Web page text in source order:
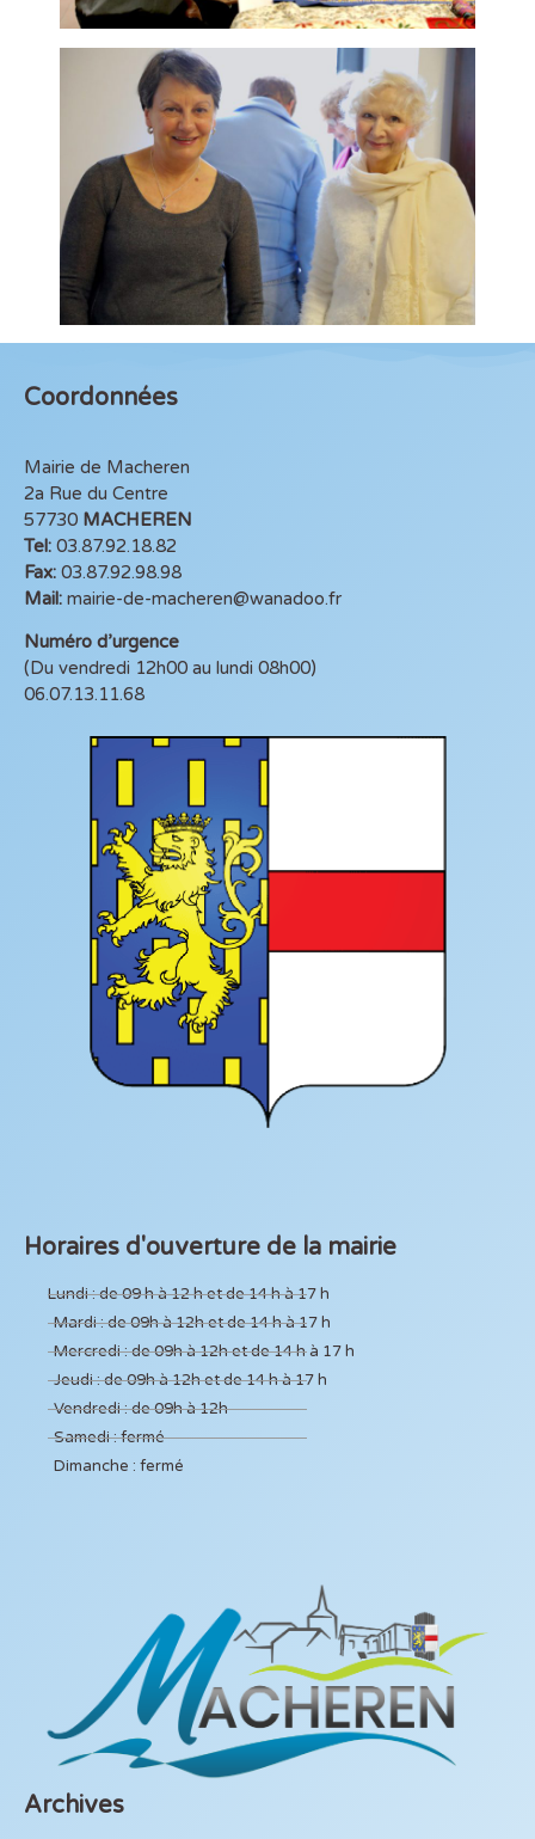
Coordonnées
Mairie de Macheren
2a Rue du Centre
57730 MACHEREN
Tel: 03.87.92.18.82
Fax: 03.87.92.98.98
Mail: mairie-de-macheren@wanadoo.fr
Numéro d’urgence
(Du vendredi 12h00 au lundi 08h00)
06.07.13.11.68
Horaires d'ouverture de la mairie
Lundi : de 09 h à 12 h et de 14 h à 17 h
Mardi : de 09h à 12h et de 14 h à 17 h
Mercredi : de 09h à 12h et de 14 h à 17 h
Jeudi : de 09h à 12h et de 14 h à 17 h
Vendredi : de 09h à 12h
Samedi : fermé
Dimanche : fermé
Archives